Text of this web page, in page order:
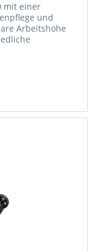
mit einer
und
Arbeitshöhe